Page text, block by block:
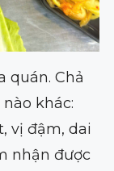
quán. Chả
khác:
vị đậm, dai
nhận được